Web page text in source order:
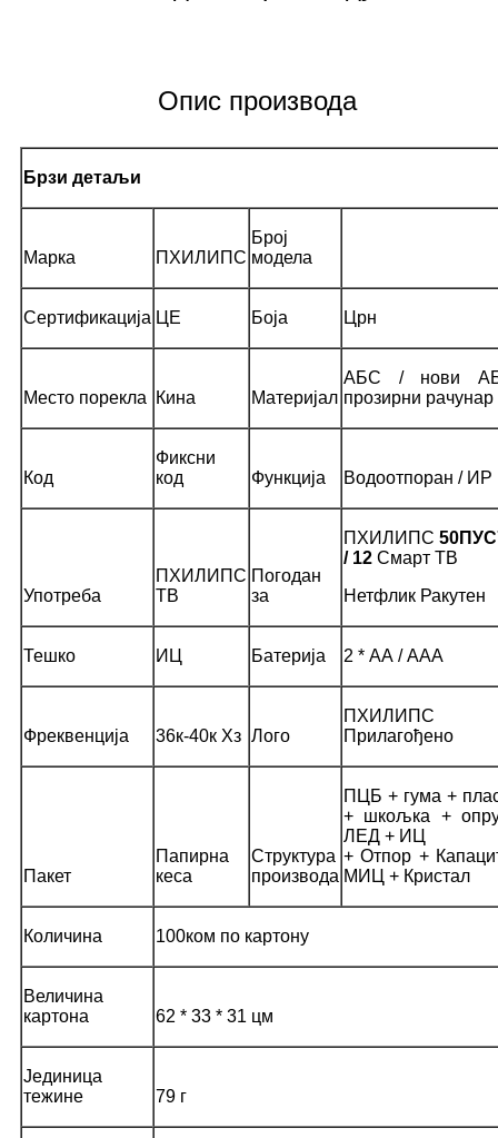
Опис производа
Брзи детаљи
Марка ПХИЛИПС
Број
модела
Сертификација ЦЕ Боја Црн
Место порекла Кина Материјал
АБС / нови
прозирни рачунар
Код
Фиксни
код
Функција Водоотпоран / ИР
Употреба
ПХИЛИПС
ТВ
Погодан
за
ПХИЛИПС
/ 12 Смарт ТВ
Нетфлик Ракутен
Тешко ИЦ Батерија 2 * АА / ААА
Фреквенција 36к-40к Хз Лого
Прилагођено
Пакет
Папирна
кеса
Структура
производа
ПЦБ + гума +
+ шкољка +
ЛЕД + ИЦ
+ Отпор +
МИЦ + Кристал
Количина 100ком по картону
Величина
картона
62 * 33 * 31 цм
Јединица
тежине
79 г